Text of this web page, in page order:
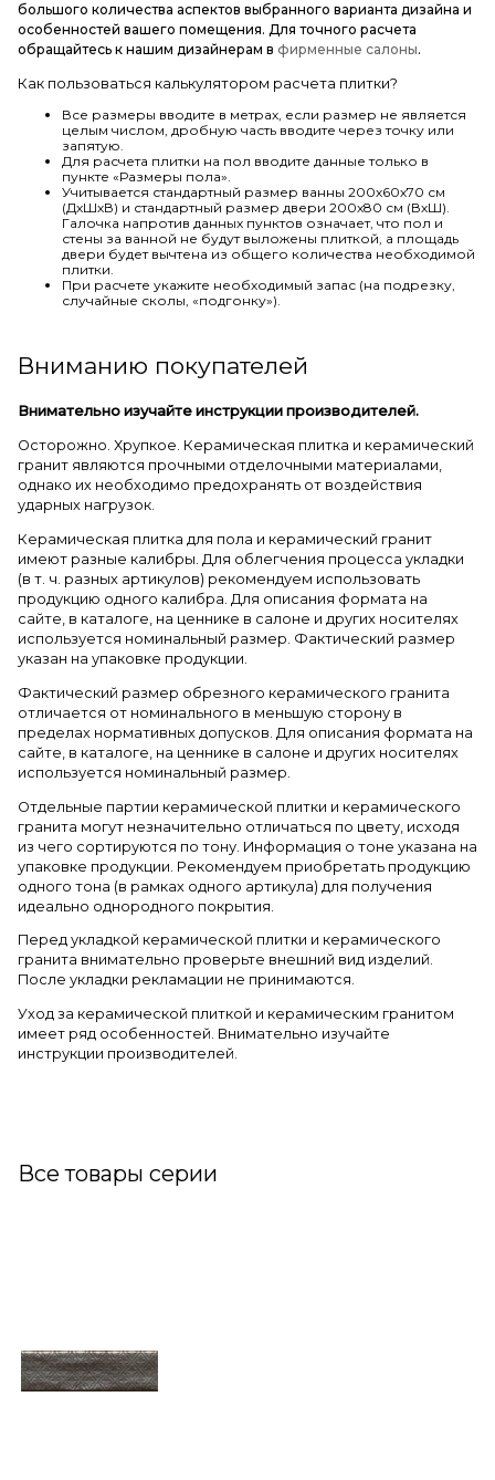
большого количества аспектов выбранного варианта дизайна и
особенностей вашего помещения. Для точного расчета
обращайтесь к нашим дизайнерам в фирменные салоны.
Как пользоваться калькулятором расчета плитки?
Все размеры вводите в метрах, если размер не является
целым числом, дробную часть вводите через точку или
запятую.
Для расчета плитки на пол вводите данные только в
пункте «Размеры пола».
Учитывается стандартный размер ванны 200х60х70 см
(ДхШхВ) и стандартный размер двери 200х80 см (ВхШ).
Галочка напротив данных пунктов означает, что пол и
стены за ванной не будут выложены плиткой, а площадь
двери будет вычтена из общего количества необходимой
плитки.
При расчете укажите необходимый запас (на подрезку,
случайные сколы, «подгонку»).
Вниманию покупателей
Внимательно изучайте инструкции производителей.
Осторожно. Хрупкое. Керамическая плитка и керамический
гранит являются прочными отделочными материалами,
однако их необходимо предохранять от воздействия
ударных нагрузок.
Керамическая плитка для пола и керамический гранит
имеют разные калибры. Для облегчения процесса укладки
(в т. ч. разных артикулов) рекомендуем использовать
продукцию одного калибра. Для описания формата на
сайте, в каталоге, на ценнике в салоне и других носителях
используется номинальный размер. Фактический размер
указан на упаковке продукции.
Фактический размер обрезного керамического гранита
отличается от номинального в меньшую сторону в
пределах нормативных допусков. Для описания формата на
сайте, в каталоге, на ценнике в салоне и других носителях
используется номинальный размер.
Отдельные партии керамической плитки и керамического
гранита могут незначительно отличаться по цвету, исходя
из чего сортируются по тону. Информация о тоне указана на
упаковке продукции. Рекомендуем приобретать продукцию
одного тона (в рамках одного артикула) для получения
идеально однородного покрытия.
Перед укладкой керамической плитки и керамического
гранита внимательно проверьте внешний вид изделий.
После укладки рекламации не принимаются.
Уход за керамической плиткой и керамическим гранитом
имеет ряд особенностей. Внимательно изучайте
инструкции производителей.
Все товары серии